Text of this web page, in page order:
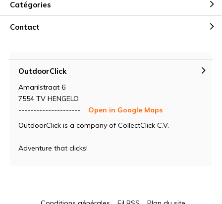
Catégories
Contact
OutdoorClick
Amarilstraat 6
7554 TV HENGELO
---------------------
Open in Google Maps
OutdoorClick is a company of CollectClick C.V.
Adventure that clicks!